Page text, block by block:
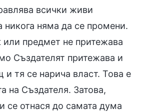
всички живи
никога няма да се промени.
или предмет не притежава
Създателят притежава и
и тя се нарича власт. Това е
на Създателя. Затова,
се отнася до самата дума